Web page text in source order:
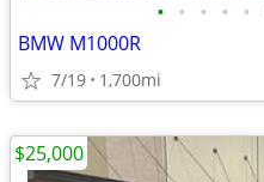
• • • • •
BMW M1000R
7/19 1,700mi
$25,000